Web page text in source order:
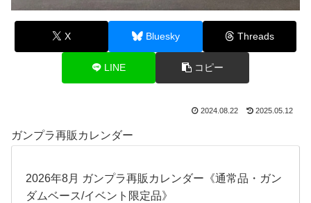
X Bluesky Threads
LINE コピー
2024.08.22 2025.05.12
ガンプラ再販カレンダー
2026年8月 ガンプラ再販カレンダー《通常品・ガン
ダムベース/イベント限定品》